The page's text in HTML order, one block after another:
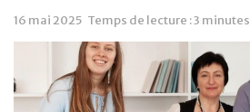
16 mai 2025 Temps de lecture : 3 minutes